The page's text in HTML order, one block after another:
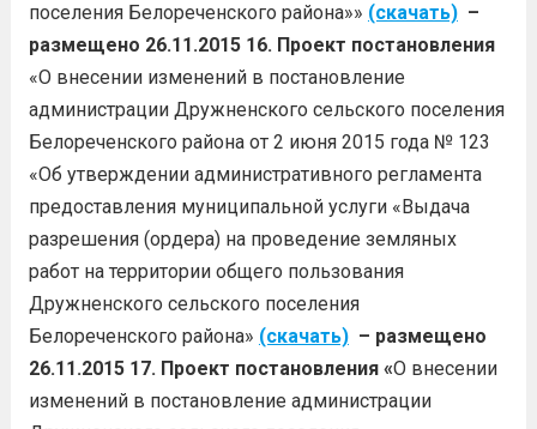
поселения Белореченского района»» (скачать) –
размещено 26.11.2015 16. Проект постановления
«О внесении изменений в постановление
администрации Дружненского сельского поселения
Белореченского района от 2 июня 2015 года № 123
«Об утверждении административного регламента
предоставления муниципальной услуги «Выдача
разрешения (ордера) на проведение земляных
работ на территории общего пользования
Дружненского сельского поселения
Белореченского района» (скачать) – размещено
26.11.2015 17. Проект постановления «О внесении
изменений в постановление администрации